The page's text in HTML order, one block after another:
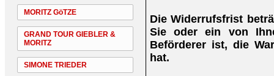
MORITZ GöTZE
GRAND TOUR GIEBLER &
MORITZ
SIMONE TRIEDER
Die Widerrufsfrist
Sie oder ein von
Beförderer ist, die
hat.